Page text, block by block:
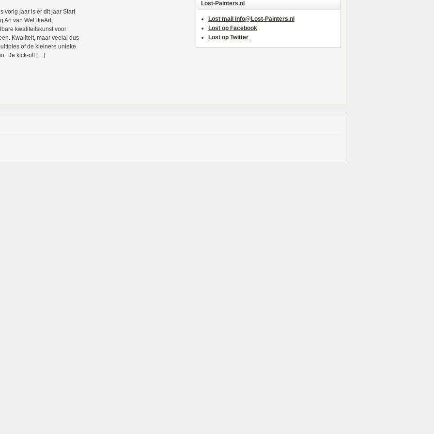
vorig jaar is er dit jaar Start
Art van WeLikeArt,
kwaliteitskunst voor
Kwaliteit, maar veelal dus
of de kleinere unieke
De kick-off […]
Lost-Painters.nl
Lost mail info@Lost-Painters.nl
Lost op Facebook
Lost op Twitter